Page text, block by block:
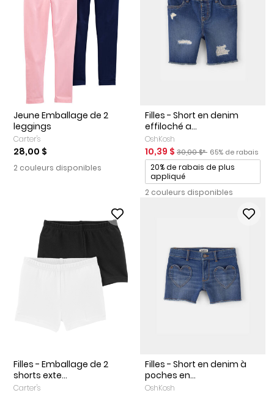
Jeune Emballage de 2
leggings
Carter's
28,00 $
2 couleurs disponibles
Filles - Short en denim
effiloché a...
OshKosh
Prix de solde
10,39 $ Prix ​​de détail suggéré par
30,00 $* Pourcentage de
65% de rabais
Promotions
20% de rabais de plus
appliqué
2 couleurs disponibles
Filles - Emballage de 2
shorts exte...
Carter's
Filles - Short en denim à
poches en...
OshKosh